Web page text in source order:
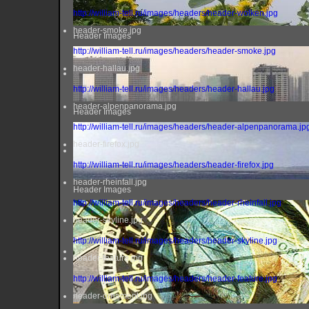
Header Images
Header Images
Header Images
http://william-tell.ru/images/headers/header-wolken.jpg
header-smoke.jpg
http://william-tell.ru/images/headers/header-smoke.jpg
header-hallau.jpg
http://william-tell.ru/images/headers/header-hallau.jpg
header-alpenpanorama.jpg
http://william-tell.ru/images/headers/header-
header-firefox.jpg
http://william-tell.ru/images/headers/header-firefox.jpg
header-rheinfall.jpg
http://william-tell.ru/images/headers/header-rheinfall.jpg
header-skyline.jpg
http://william-tell.ru/images/headers/header-skyline.jpg
header-feature.jpg
http://william-tell.ru/images/headers/header-feature.jpg
header-ornament.jpg